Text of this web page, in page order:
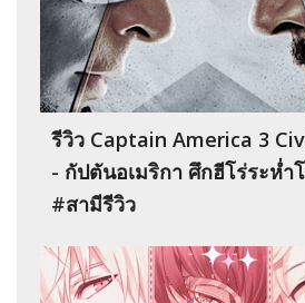
รีวิว Captain America 3
- กัปตันอเมริกา ศึกฮีโร่ระห่ำ
#สามีรีวิว